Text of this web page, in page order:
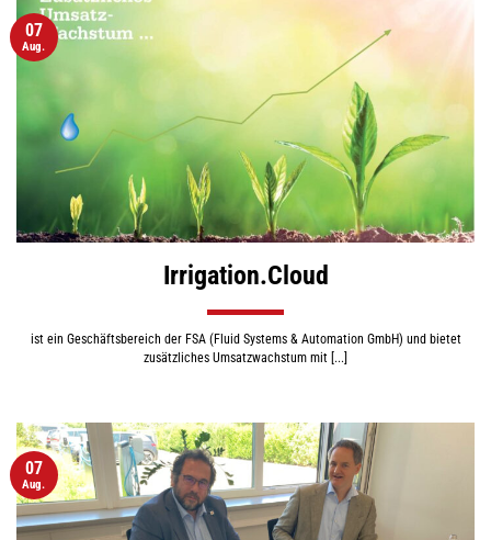
Irrigation.Cloud
ist ein Geschäftsbereich der FSA (Fluid Systems & Automation GmbH) und bietet
zusätzliches Umsatzwachstum mit [...]
07
Aug.
07
Aug.